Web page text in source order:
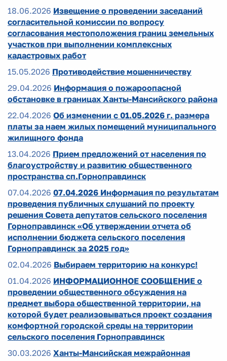
18.06.2026 Извещение о проведении заседаний
согласительной комиссии по вопросу
согласования местоположения границ земельных
участков при выполнении комплексных
кадастровых работ
15.05.2026 Противодействие мошенничеству
29.04.2026 Информация о пожароопасной
обстановке в границах Ханты-Мансийского района
22.04.2026 Об изменении с 01.05.2026 г. размера
платы за наем жилых помещений муниципального
жилищного фонда
13.04.2026 Прием предложений от населения по
благоустройству и развитию общественного
пространства сп.Горноправдинск
07.04.2026 07.04.2026 Информация по результатам
проведения публичных слушаний по проекту
решения Совета депутатов сельского поселения
Горноправдинск «Об утверждении отчета об
исполнении бюджета сельского поселения
Горноправдинск за 2025 год»
02.04.2026 Выбираем территорию на конкурс!
01.04.2026 ИНФОРМАЦИОННОЕ СООБЩЕНИЕ о
проведении общественного обсуждения на
предмет выбора общественной территории, на
которой будет реализовываться проект создания
комфортной городской среды на территории
сельского поселения Горноправдинск
30.03.2026 Ханты-Мансийская межрайонная